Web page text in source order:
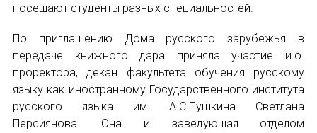
Архив мероприятий
НОВОСТИ
КОНГРЕССЫ
посещают студенты разных специальностей.
По приглашению Дома русского зарубежья в
передаче книжного дара приняла участие и.о.
проректора, декан факультета обучения русскому
языку как иностранному Государственного института
русского языка им. А.С.Пушкина Светлана
Персиянова. Она и заведующая отделом